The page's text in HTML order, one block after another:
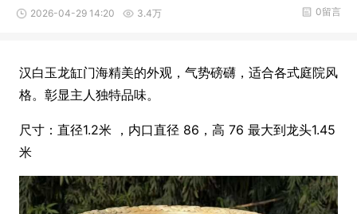
2026-04-29 14:20 3.4万 0留言
汉白玉龙缸门海精美的外观，气势磅礴，适合各式庭院风
格。彰显主人独特品味。
尺寸：直径1.2米 ，内口直径 86，高 76 最大到龙头1.45
米